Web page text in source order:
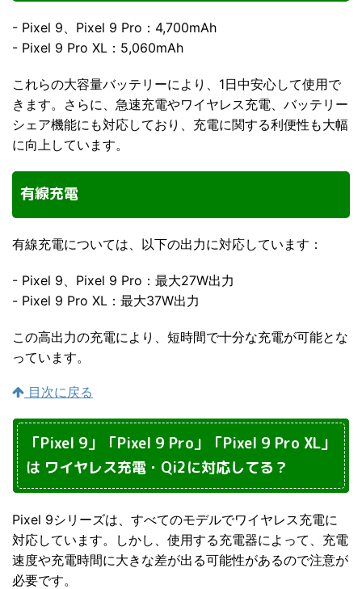
- Pixel 9、Pixel 9 Pro：4,700mAh
- Pixel 9 Pro XL：5,060mAh
これらの大容量バッテリーにより、1日中安心して使用で
きます。さらに、急速充電やワイヤレス充電、バッテリー
シェア機能にも対応しており、充電に関する利便性も大幅
に向上しています。
有線充電
有線充電については、以下の出力に対応しています：
- Pixel 9、Pixel 9 Pro：最大27W出力
- Pixel 9 Pro XL：最大37W出力
この高出力の充電により、短時間で十分な充電が可能とな
っています。
目次に戻る
「Pixel 9」「Pixel 9 Pro」「Pixel 9 Pro XL」
は ワイヤレス充電・Qi2に対応してる？
Pixel 9シリーズは、すべてのモデルでワイヤレス充電に
対応しています。しかし、使用する充電器によって、充電
速度や充電時間に大きな差が出る可能性があるので注意が
必要です。